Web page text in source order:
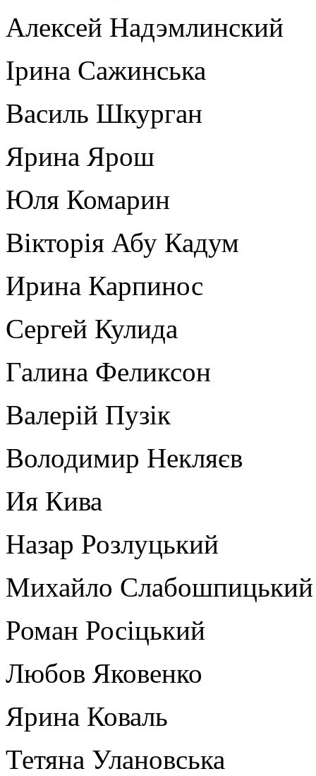
Алексей Надэмлинский
Ірина Сажинська
Василь Шкурган
Ярина Ярош
Юля Комарин
Вікторія Абу Кадум
Ирина Карпинос
Сергей Кулида
Галина Феликсон
Валерій Пузік
Володимир Некляєв
Ия Кива
Назар Розлуцький
Михайло Слабошпицький
Роман Росіцький
Любов Яковенко
Ярина Коваль
Тетяна Улановська